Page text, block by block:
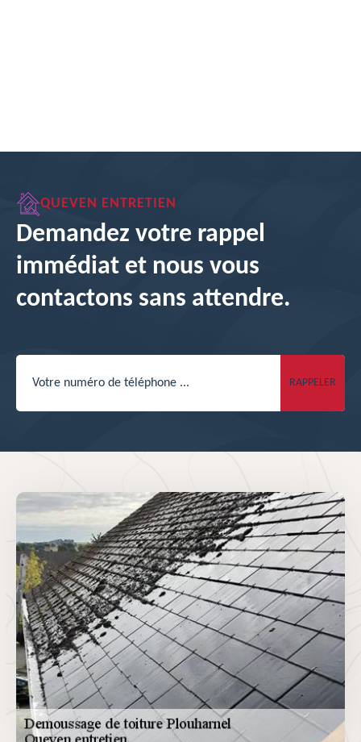
QUEVEN ENTRETIEN
Demandez votre rappel
immédiat et nous vous
contactons sans attendre.